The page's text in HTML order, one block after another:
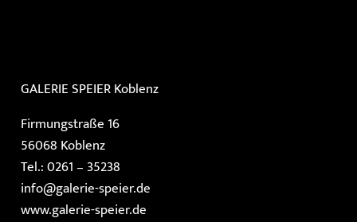
GALERIE SPEIERKoblenz
Firmungstraße 16
56068 Koblenz
Tel.: 0261 – 35238
info@galerie-speier.de
www.galerie-speier.de